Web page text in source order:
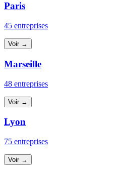
Paris
45 entreprises
Voir →
Marseille
48 entreprises
Voir →
Lyon
75 entreprises
Voir →